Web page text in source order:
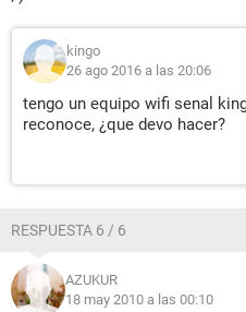
kingo
26 ago 2016 a las 20:06
tengo un equipo wifi senal
reconoce, ¿que devo hacer?
RESPUESTA 6 / 6
AZUKUR
18 may 2010 a las 00:10